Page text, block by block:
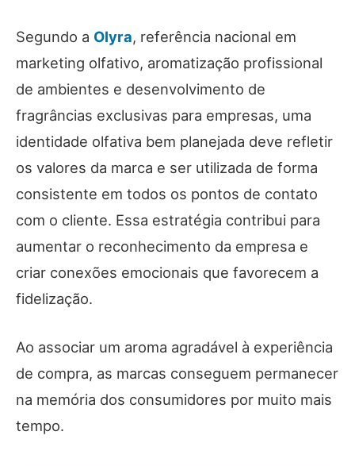
Segundo a Olyra, referência nacional em
marketing olfativo, aromatização profissional
de ambientes e desenvolvimento de
fragrâncias exclusivas para empresas, uma
identidade olfativa bem planejada deve refletir
os valores da marca e ser utilizada de forma
consistente em todos os pontos de contato
com o cliente. Essa estratégia contribui para
aumentar o reconhecimento da empresa e
criar conexões emocionais que favorecem a
fidelização.
Ao associar um aroma agradável à experiência
de compra, as marcas conseguem permanecer
na memória dos consumidores por muito mais
tempo.